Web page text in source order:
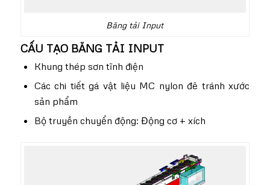
Băng tải Input
CẤU TẠO BĂNG TẢI INPUT
Khung thép sơn tĩnh điện
Các chi tiết gá vật liệu MC nylon đê tránh xước
sản phẩm
Bộ truyền chuyển động: Động cơ + xích